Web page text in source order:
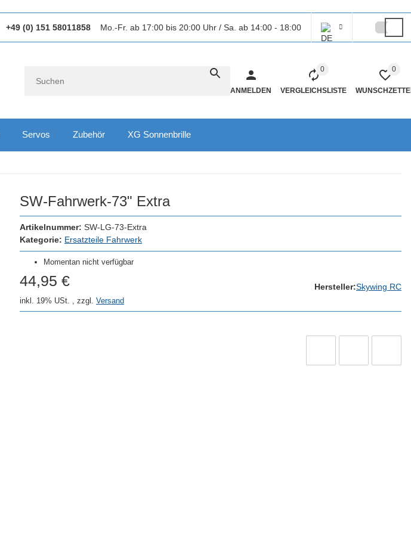
+49 (0) 151 58011858 Mo.-Fr. ab 17:00 bis 20:00 Uhr / Sa. ab 14:00 - 18:00
ANMELDEN
0
VERGLEICHSLISTE
0
Servos Zubehör XG Sonnenbrille
SW-Fahrwerk-73" Extra
Artikelnummer: SW-LG-73-Extra
Kategorie: Ersatzteile Fahrwerk
Momentan nicht verfügbar
44,95 €
inkl. 19% USt. , zzgl. Versand
Hersteller:Skywing RC